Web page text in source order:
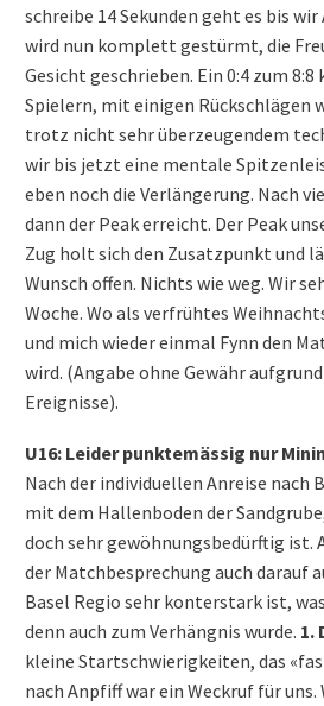
schreibe 14 Sekunden geht es bis
wird nun komplett gestürmt, die
Gesicht geschrieben. Ein 0:4 zum
Spielern, mit einigen Rückschlägen
trotz nicht sehr überzeugendem
wir bis jetzt eine mentale
eben noch die Verlängerung. Nach
dann der Peak erreicht. Der Peak
Zug holt sich den Zusatzpunkt und
Wunsch offen. Nichts wie weg. Wir
Woche. Wo als verfrühtes
und mich wieder einmal Fynn den
wird. (Angabe ohne Gewähr
Ereignisse).
U16: Leider punktemässig nur
Nach der individuellen Anreise nach
mit dem Hallenboden der
doch sehr gewöhnungsbedürftig ist.
der Matchbesprechung auch darauf
Basel Regio sehr konterstark ist,
denn auch zum Verhängnis wurde. 1.
kleine Startschwierigkeiten, das
nach Anpfiff war ein Weckruf für